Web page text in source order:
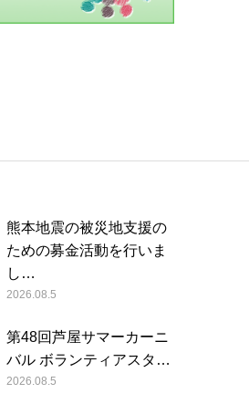
熊本地震の被災地支援の
ための募金活動を行いま
し…
2026.08.5
第48回芦屋サマーカーニ
バル ボランティアスタ…
2026.08.5